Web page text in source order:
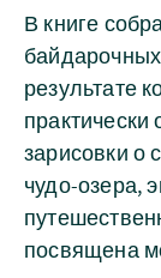
В книге
результате
зарисовки о
чудо-озера,
посвящена